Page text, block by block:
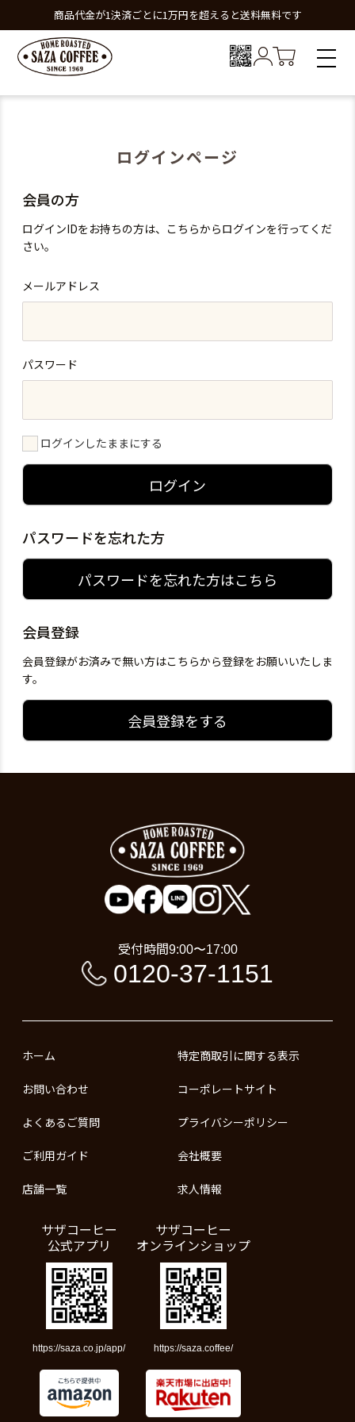
商品代金が1決済ごとに1万円を超えると送料無料です
ログインページ
会員の方
ログインIDをお持ちの方は、こちらからログインを行ってくだ
さい。
メールアドレス
パスワード
ログインしたままにする
ログイン
パスワードを忘れた方
パスワードを忘れた方はこちら
会員登録
会員登録がお済みで無い方はこちらから登録をお願いいたしま
す。
会員登録をする
受付時間9:00〜17:00
0120-37-1151
ホーム
お問い合わせ
よくあるご質問
ご利用ガイド
店舗一覧
特定商取引に関する表示
コーポレートサイト
プライバシーポリシー
会社概要
求人情報
サザコーヒー
公式アプリ
https://saza.co.jp/app/
サザコーヒー
オンラインショップ
https://saza.coffee/